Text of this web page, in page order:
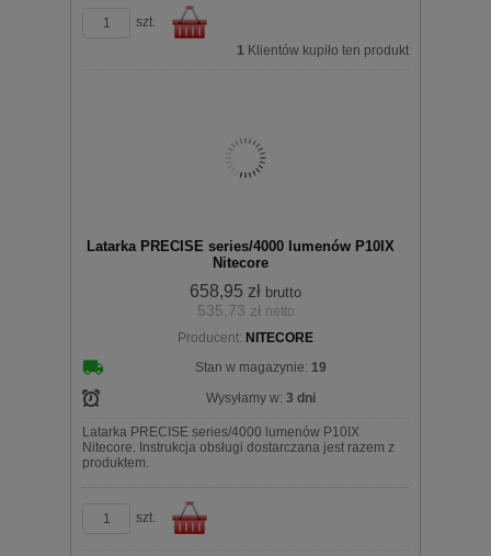
szt.
koszyka
1 Klientów kupiło ten produkt
Latarka PRECISE series/4000 lumenów P10IX
Nitecore
658,95 zł brutto
535,73 zł netto
Producent: NITECORE
Stan w magazynie: 19
Wysyłamy w: 3 dni
Latarka PRECISE series/4000 lumenów P10IX
Nitecore. Instrukcja obsługi dostarczana jest razem z
produktem.
szt.